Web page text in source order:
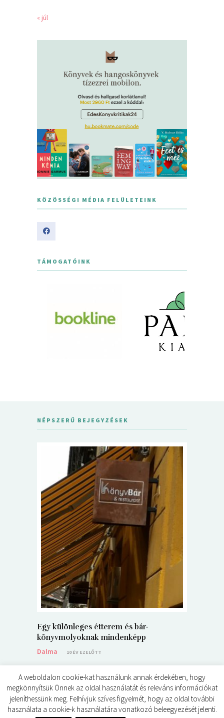
« júl
KÖZÖSSÉGI MÉDIA FELÜLETEINK
TÁMOGATÓINK
NÉPSZERŰ BEJEGYZÉSEK
Egy különleges étterem és bár-
könyvmolyoknak mindenképp
Dalma
10 ÉV EZELŐTT
© ÉDES KIS KÖNYVKRITIKÁK 2024
A weboldalon cookie-kat használunk annak érdekében, hogy
megkönnyítsük Önnek az oldal használatát és releváns információkat
jeleníthessünk meg. Felhívjuk szíves figyelmét, hogy az oldal további
használata a cookie-k használatára vonatkozó beleegyezését jelenti.